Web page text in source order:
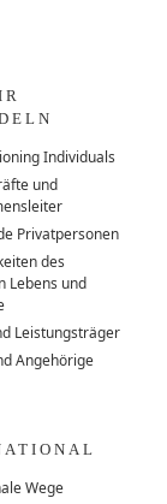
Individuals
und
Privatpersonen
des
Lebens und
Leistungsträger
Angehörige
Wege